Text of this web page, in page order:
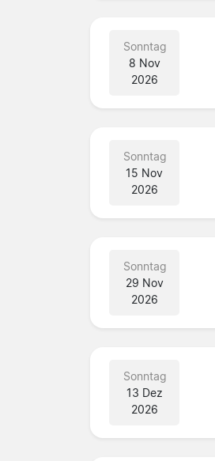
Sonntag
8 Nov
2026
Sonntag
15 Nov
2026
Sonntag
29 Nov
2026
Sonntag
13 Dez
2026